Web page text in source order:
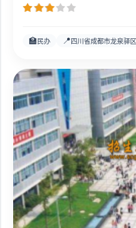
🏫 民办 📍四川省成都市龙泉驿区